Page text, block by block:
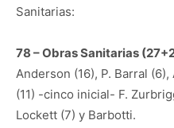
Sanitarias:
78 – Obras Sanitarias
Anderson (16), P. Barral
(11) -cinco inicial- F.
Lockett (7) y Barbotti.